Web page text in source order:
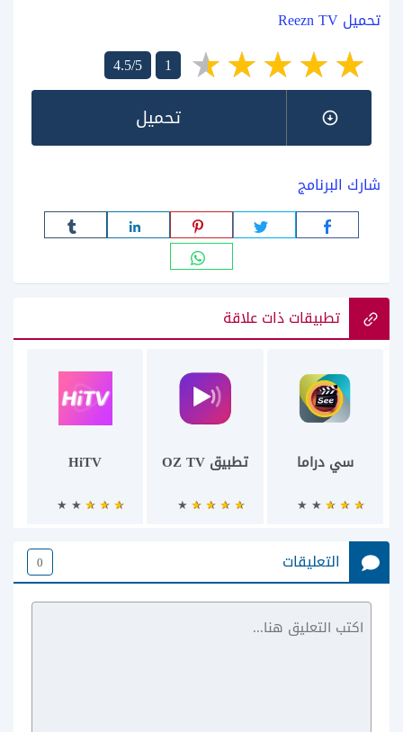
تحميل Reezn TV
4.5/5
1
تحميل
شارك البرنامج
تطبيقات ذات علاقة
سي دراما تطبيق OZ TV HiTV
تطبيق Rito TV
التعليقات 0